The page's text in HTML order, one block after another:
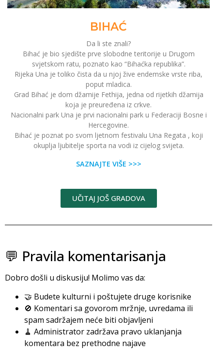
BIHAĆ
Da li ste znali?
Bihać je bio sjedište prve slobodne teritorije u Drugom
svjetskom ratu, poznato kao “Bihaćka republika”.
Rijeka Una je toliko čista da u njoj žive endemske vrste riba,
poput mladica.
Grad Bihać je dom džamije Fethija, jedna od rijetkih džamija
koja je preuređena iz crkve.
Nacionalni park Una je prvi nacionalni park u Federaciji Bosne i
Hercegovine.
Bihać je poznat po svom ljetnom festivalu Una Regata , koji
okuplja ljubitelje sporta na vodi iz cijelog svijeta.
SAZNAJTE VIŠE >>>
UČITAJ JOŠ GRADOVA
💬 Pravila komentarisanja
Dobro došli u diskusiju! Molimo vas da:
🤝 Budete kulturni i poštujete druge korisnike
🚫 Komentari sa govorom mržnje, uvredama ili
spam sadržajem neće biti objavljeni
🧹 Administrator zadržava pravo uklanjanja
komentara bez prethodne najave